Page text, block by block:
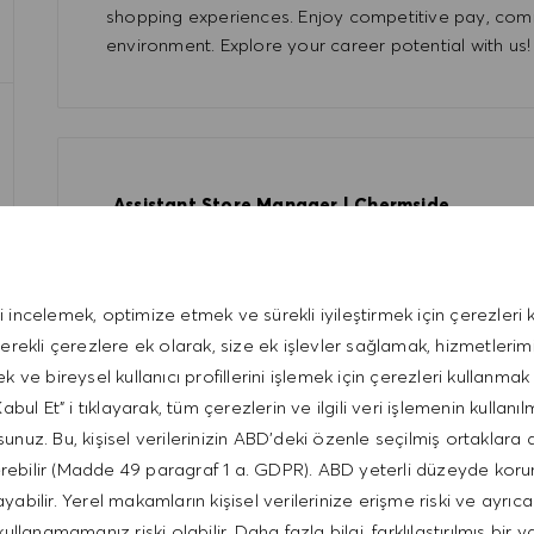
incelemek, optimize etmek ve sürekli iyileştirmek için çerezleri
çerezlere ek olarak, size ek işlevler sağlamak,
ve bireysel kullanıcı profillerini işlemek için çerezleri
Et" i tıklayarak, tüm çerezlerin ve ilgili veri işlemenin
Bu, kişisel verilerinizin ABD'deki özenle seçilmiş ortaklara
(Madde 49 paragraf 1 a. GDPR). ABD yeterli düzeyde
Yerel makamların kişisel verilerinize erişme riski ve
shopping experiences. Enjoy competitive pay,
environment. Explore your career potential with us!
Assistant Store Manager | Chermside
Join our team as an Assistant Store Manager at
performance, deliver exceptional customer
excellent benefits, including discounts and
global brand that values authenticity and